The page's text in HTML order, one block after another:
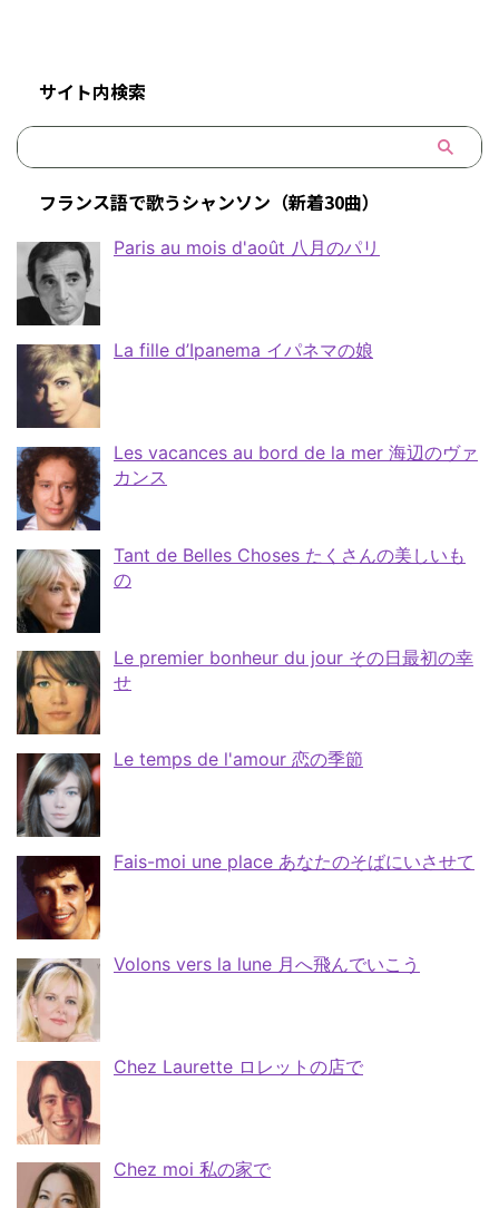
サイト内検索
フランス語で歌うシャンソン（新着30曲）
Paris au mois d'août 八月のパリ
La fille d’Ipanema イパネマの娘
Les vacances au bord de la mer 海辺のヴァ
カンス
Tant de Belles Choses たくさんの美しいも
の
Le premier bonheur du jour その日最初の幸
せ
Le temps de l'amour 恋の季節
Fais-moi une place あなたのそばにいさせて
Volons vers la lune 月へ飛んでいこう
Chez Laurette ロレットの店で
Chez moi 私の家で